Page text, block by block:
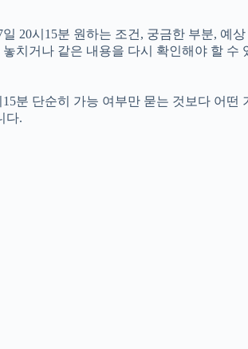
20시15분 원하는 조건, 궁금한 부분, 예
치거나 같은 내용을 다시 확인해야 할 수
분 단순히 가능 여부만 묻는 것보다 어
다.